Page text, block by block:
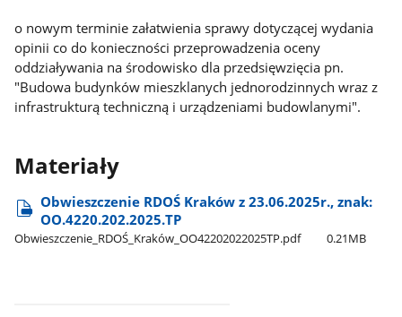
o nowym terminie załatwienia sprawy dotyczącej wydania
opinii co do konieczności przeprowadzenia oceny
oddziaływania na środowisko dla przedsięwzięcia pn.
"Budowa budynków mieszklanych jednorodzinnych wraz z
infrastrukturą techniczną i urządzeniami budowlanymi".
Materiały
Obwieszczenie RDOŚ Kraków z 23.06.2025r., znak:
OO.4220.202.2025.TP
Obwieszczenie​_RDOŚ​_Kraków​_OO42202022025TP.pdf 0.21MB